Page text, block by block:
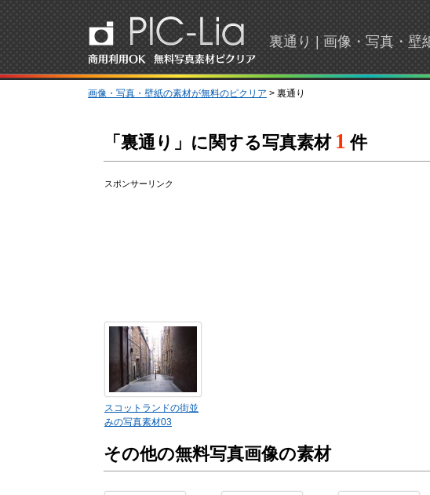
裏通り | 画像・写真・壁
画像・写真・壁紙の素材が無料のピクリア > 裏通り
「裏通り」に関する写真素材 1 件
スポンサーリンク
スコットランドの街並
みの写真素材03
その他の無料写真画像の素材